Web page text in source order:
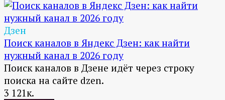
Дзен
Поиск каналов в Яндекс Дзен: как найти
нужный канал в 2026 году
Поиск каналов в Дзене идёт через строку
поиска на сайте dzen.
3 121к.